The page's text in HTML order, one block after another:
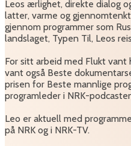
Leos ærlighet, direkte dialog
latter, varme og
gjennom programmer som
landslaget, Typen Til, Leos
For sitt arbeid med Flukt vant
vant også Beste
prisen for Beste mannlige
programleder i NRK-
Leo er aktuell med
på NRK og i NRK-TV.